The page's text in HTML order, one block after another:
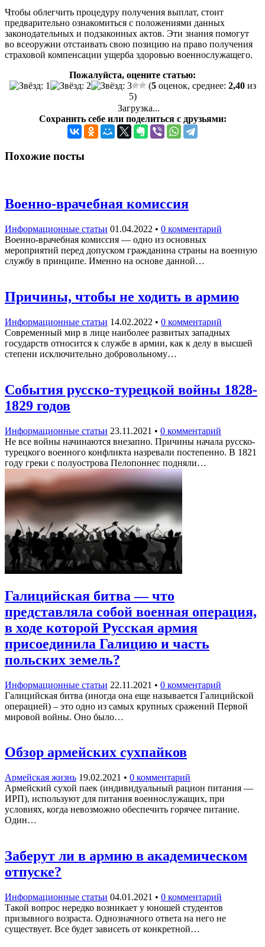
Чтобы облегчить процедуру получения выплат, стоит
предварительно ознакомиться с положениями данных
законодательных и подзаконных актов. Эти знания помогут
во всеоружии отстаивать свою позицию на право получения
страховой компенсации ущерба здоровью военнослужащего.
Пожалуйста, оцените статью:
(5оценок, среднее: 2,40из
5)
Загрузка...
Сохранить себе или поделиться с друзьями:
Похожие посты
Военно-врачебная комиссия
Информационные статьи 01.04.2022 • 0 комментарий
Военно-врачебная комиссия — одно из основных
мероприятий перед допуском гражданина страны на военную
службу в принципе. Именно на основе данной…
Причины, чтобы не ходить в армию
Информационные статьи 14.02.2022 • 0 комментарий
Современный мир в лице наиболее развитых западных
государств относится к службе в армии, как к делу в высшей
степени исключительно добровольному…
События русско-турецкой войны 1828-
1829 годов
Информационные статьи 23.11.2021 • 0 комментарий
Не все войны начинаются внезапно. Причины начала русско-
турецкого военного конфликта назревали постепенно. В 1821
году греки с полуострова Пелопоннес подняли…
Галицийская битва — что
представляла собой военная операция,
в ходе которой Русская армия
присоединила Галицию и часть
польских земель?
Информационные статьи 22.11.2021 • 0 комментарий
Галицийская битва (иногда она еще называется Галицийской
операцией) – это одно из самых крупных сражений Первой
мировой войны. Оно было…
Обзор армейских сухпайков
Армейская жизнь 19.02.2021 • 0 комментарий
Армейский сухой паек (индивидуальный рацион питания —
ИРП), используют для питания военнослужащих, при
условиях, когда невозможно обеспечить горячее питание.
Один…
Заберут ли в армию в академическом
отпуске?
Информационные статьи 04.01.2021 • 0 комментарий
Такой вопрос нередко возникает у юношей студентов
призывного возраста. Однозначного ответа на него не
существует. Все будет зависеть от конкретной…